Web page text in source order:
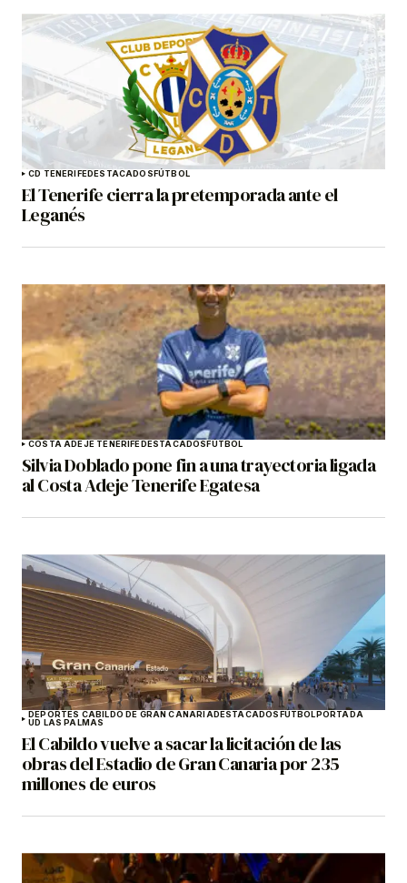
CD TENERIFEDESTACADOSFÚTBOL
El Tenerife cierra la pretemporada ante el
Leganés
COSTA ADEJE TENERIFEDESTACADOSFÚTBOL
Silvia Doblado pone fin a una trayectoria ligada
al Costa Adeje Tenerife Egatesa
DEPORTES CABILDO DE GRAN CANARIADESTACADOSFÚTBOLPORTADA
UD LAS PALMAS
El Cabildo vuelve a sacar la licitación de las
obras del Estadio de Gran Canaria por 235
millones de euros